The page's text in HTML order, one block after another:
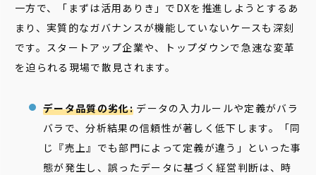
一方で、「まずは活用ありき」でDXを推進しようとするあ
まり、実質的なガバナンスが機能していないケースも深刻
です。スタートアップ企業や、トップダウンで急速な変革
を迫られる現場で散見されます。
データ品質の劣化:データの入力ルールや定義がバラ
バラで、分析結果の信頼性が著しく低下します。「同
じ『売上』でも部門によって定義が違う」といった事
態が発生し、誤ったデータに基づく経営判断は、時